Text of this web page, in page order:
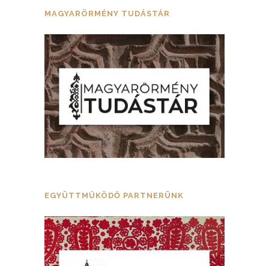
MAGYARÖRMÉNY TUDÁSTÁR
EGYÜTTMŰKÖDŐ PARTNERÜNK